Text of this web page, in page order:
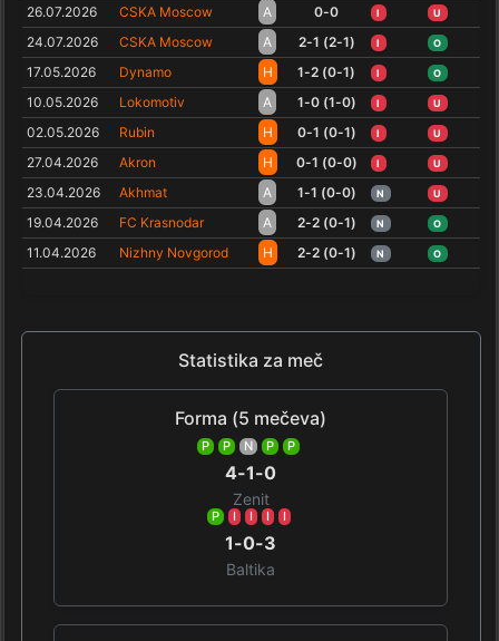
26.07.2026 CSKA Moscow A 0-0 I U
24.07.2026 CSKA Moscow A 2-1 (2-1) I O
17.05.2026 Dynamo H 1-2 (0-1) I O
10.05.2026 Lokomotiv A 1-0 (1-0) I U
02.05.2026 Rubin H 0-1 (0-1) I U
27.04.2026 Akron H 0-1 (0-0) I U
23.04.2026 Akhmat A 1-1 (0-0) N U
19.04.2026 FC Krasnodar A 2-2 (0-1) N O
11.04.2026 Nizhny Novgorod H 2-2 (0-1) N O
Statistika za meč
Forma (5 mečeva)
P P N P P
4-1-0
Zenit
P I I I I
1-0-3
Baltika